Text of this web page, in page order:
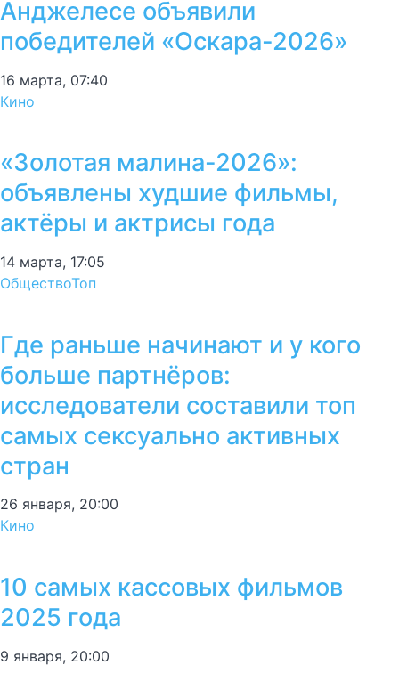
Анджелесе объявили
победителей «Оскара-2026»
16 марта, 07:40
Кино
«Золотая малина-2026»:
объявлены худшие фильмы,
актёры и актрисы года
14 марта, 17:05
ОбществоТоп
Где раньше начинают и у кого
больше партнёров:
исследователи составили топ
самых сексуально активных
стран
26 января, 20:00
Кино
10 самых кассовых фильмов
2025 года
9 января, 20:00